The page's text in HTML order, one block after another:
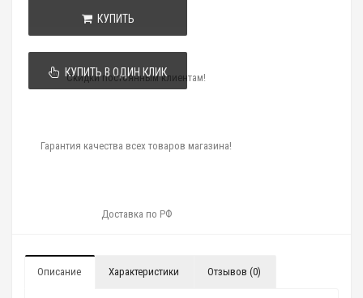
КУПИТЬ
КУПИТЬ В ОДИН КЛИК
Скидки постоянным клиентам!
Гарантия качества всех товаров магазина!
Доставка по РФ
Описание Характеристики Отзывов (0)